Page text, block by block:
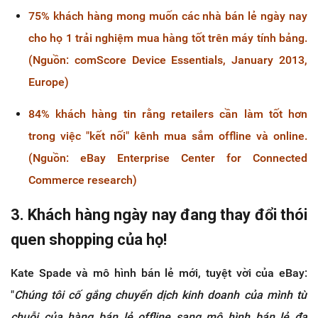
75% khách hàng mong muốn các nhà bán lẻ ngày nay
cho họ 1 trải nghiệm mua hàng tốt trên máy tính bảng.
(Nguồn: comScore Device Essentials, January 2013,
Europe)
84% khách hàng tin rằng retailers cần làm tốt hơn
trong việc "kết nối" kênh mua sắm offline và online.
(Nguồn: eBay Enterprise Center for Connected
Commerce research)
3. Khách hàng ngày nay đang thay đổi thói
quen shopping của họ!
Kate Spade và mô hình bán lẻ mới, tuyệt vời của eBay:
"Chúng tôi cố gắng chuyển dịch kinh doanh của mình từ